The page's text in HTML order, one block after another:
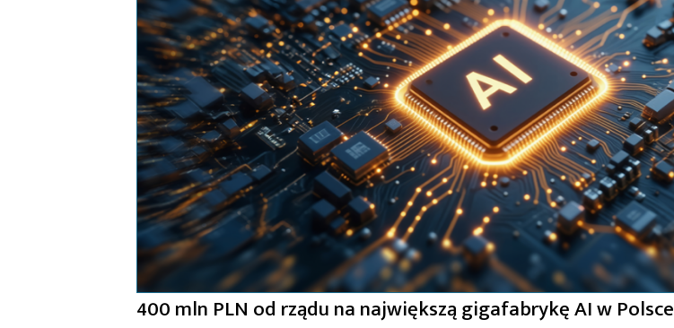
400 mln PLN od rządu na największą gigafabrykę AI w Polsce